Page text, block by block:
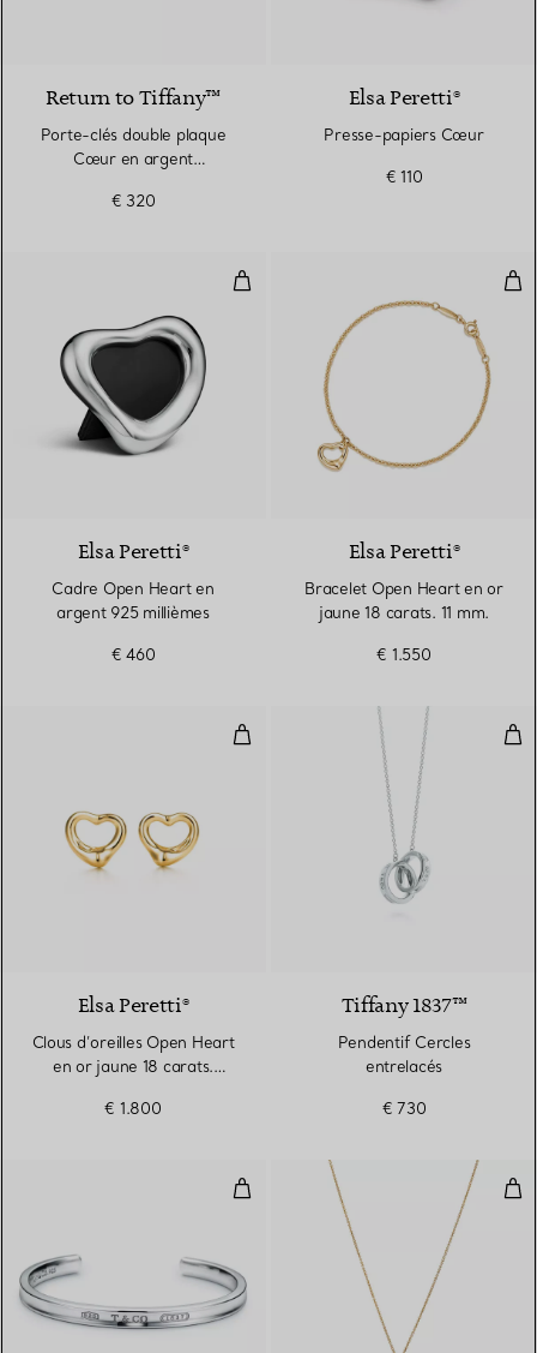
Return to Tiffany™
Porte-clés double plaque
Cœur en argent
émaillée Tiffany Blue®
€ 320
Elsa Peretti®
Presse-papiers Cœur
€ 110
Cadre Open Heart en argent
Elsa Peretti®
Cadre Open Heart en
argent 925 millièmes
€ 460
Elsa Peretti®
Bracelet Open Heart en or
jaune 18 carats. 11 mm.
€ 1.550
Clous d’oreilles Open Heart en
Elsa Peretti®
Clous d’oreilles Open Heart
en or jaune 18 carats.
€ 1.800
Tiffany 1837™
Pendentif Cercles
entrelacés
€ 730
Manchette en argent 925